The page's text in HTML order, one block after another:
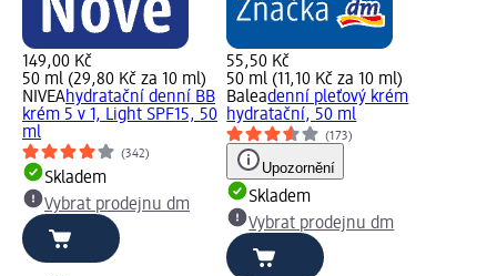
149,00 Kč
50 ml (29,80 Kč za 10 ml)
NIVEAhydratační denní BB
krém 5 v 1, Light SPF15, 50
ml
(342)
Skladem
Vybrat prodejnu dm
55,50 Kč
50 ml (11,10 Kč za 10 ml)
Baleadenní pleťový krém
hydratační, 50 ml
(173)
Upozornění
Skladem
Vybrat prodejnu dm